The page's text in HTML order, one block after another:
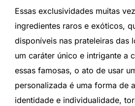
Essas exclusividades muitas
ingredientes raros e exóticos,
disponíveis nas prateleiras das
um caráter único e intrigante a
essas famosas, o ato de usar
personalizada é uma forma de
identidade e individualidade,